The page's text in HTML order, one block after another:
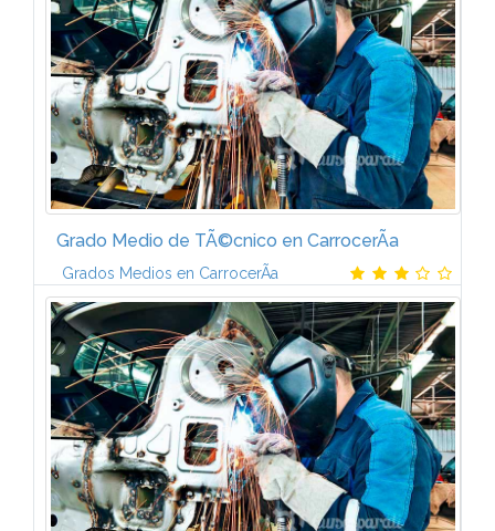
Grado Medio de TÃ©cnico en CarrocerÃ­a
Grados Medios en CarrocerÃ­a
Contenido temÃ¡tico. Â¿QuÃ© aprenderÃ¡s?-Este
Plan de FormaciÃ³n de TÃ©cnico en CarrocerÃ­a del
AutomÃ³vil incluye los temarios que aparecen a
continuaciÃ³n: 1. Elementos amovibles 2...